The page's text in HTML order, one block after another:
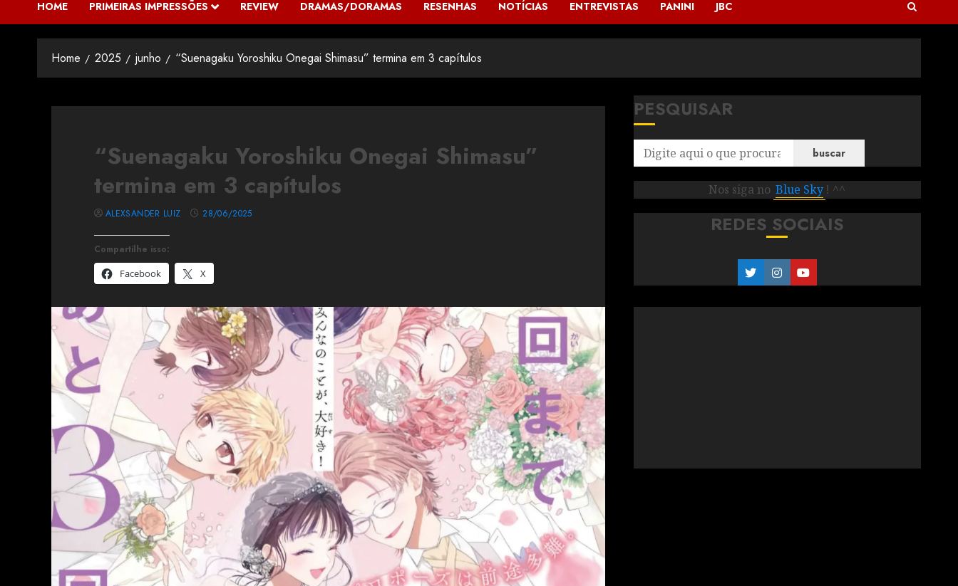
HOME PRIMEIRAS IMPRESSÕES REVIEW DRAMAS/DORAMAS RESENHAS NOTÍCIAS ENTREVISTAS PANINI JBC
Home 2025 junho “Suenagaku Yoroshiku Onegai Shimasu” termina em 3 capítulos
“Suenagaku Yoroshiku Onegai Shimasu”
termina em 3 capítulos
Compartilhe isso:
Facebook
X
ALEXSANDER LUIZ 28/06/2025
PESQUISAR
buscar
Nos siga no Blue Sky ! ^^
REDES SOCIAIS